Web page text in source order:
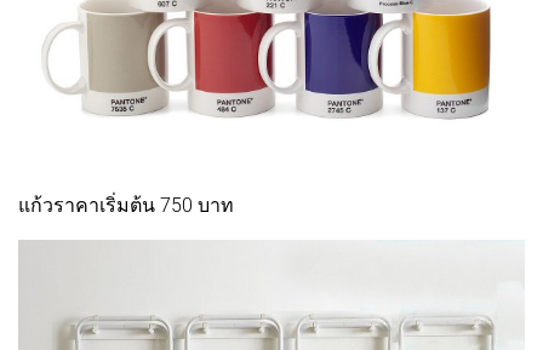
แก้วราคาเริ่มต้น 750 บาท